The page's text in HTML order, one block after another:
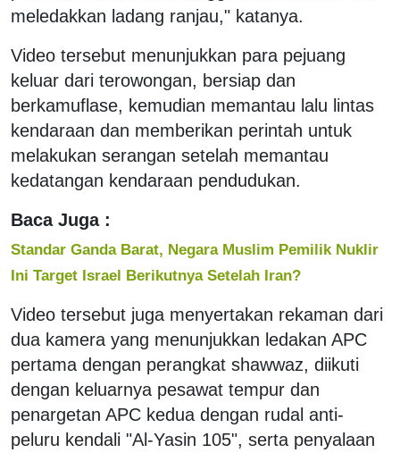
meledakkan ladang ranjau," katanya.
Video tersebut menunjukkan para pejuang
keluar dari terowongan, bersiap dan
berkamuflase, kemudian memantau lalu lintas
kendaraan dan memberikan perintah untuk
melakukan serangan setelah memantau
kedatangan kendaraan pendudukan.
Baca Juga :
Standar Ganda Barat, Negara Muslim Pemilik Nuklir
Ini Target Israel Berikutnya Setelah Iran?
Video tersebut juga menyertakan rekaman dari
dua kamera yang menunjukkan ledakan APC
pertama dengan perangkat shawwaz, diikuti
dengan keluarnya pesawat tempur dan
penargetan APC kedua dengan rudal anti-
peluru kendali "Al-Yasin 105", serta penyalaan